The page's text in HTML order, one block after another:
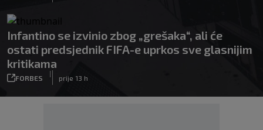
Infantino se izvinio zbog „grešaka“, ali će
ostati predsjednik FIFA-e uprkos sve glasnijim
kritikama
FORBES
|
prije 13 h